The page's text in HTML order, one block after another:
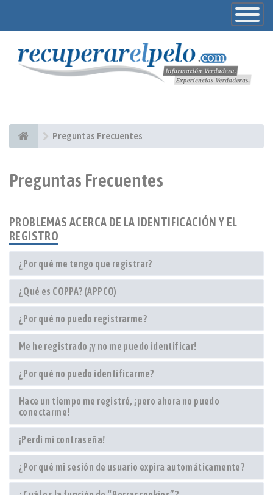
Toggle
Preguntas Frecuentes
Preguntas Frecuentes
PROBLEMAS ACERCA DE LA IDENTIFICACIÓN Y EL
REGISTRO
¿Por qué me tengo que registrar?
¿Qué es COPPA? (APPCO)
¿Por qué no puedo registrarme?
Me he registrado ¡y no me puedo identificar!
¿Por qué no puedo identificarme?
Hace un tiempo me registré, ¡pero ahora no puedo
conectarme!
¡Perdí mi contraseña!
¿Por qué mi sesión de usuario expira automáticamente?